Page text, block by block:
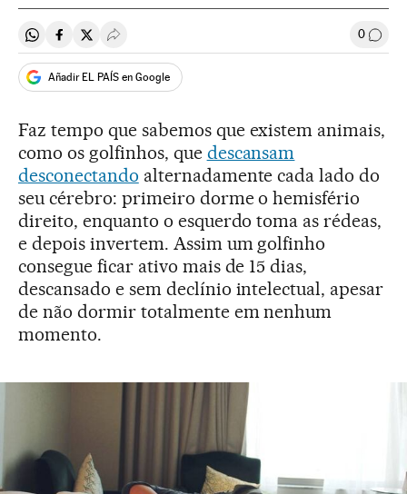
Compartir en Whatsapp
Compartir en Facebook
Compartir en Twitter
Desplegar Redes Sociales 0
Añadir EL PAÍS en Google
Faz tempo que sabemos que existem animais,
como os golfinhos, que descansam
desconectando alternadamente cada lado do
seu cérebro: primeiro dorme o hemisfério
direito, enquanto o esquerdo toma as rédeas,
e depois invertem. Assim um golfinho
consegue ficar ativo mais de 15 dias,
descansado e sem declínio intelectual, apesar
de não dormir totalmente em nenhum
momento.